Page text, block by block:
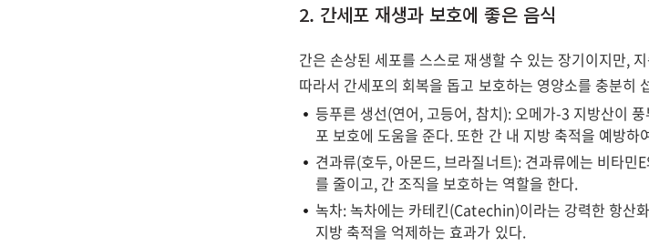
2. 간세포 재생과 보호에 좋은 음식
간은 손상된 세포를 스스로 재생할 수 있는 장기이지만,
따라서 간세포의 회복을 돕고 보호하는 영양소를 충분히
등푸른 생선(연어, 고등어, 참치): 오메가-3 지방산이
포 보호에 도움을 준다. 또한 간 내 지방 축적을 예방하
견과류(호두, 아몬드, 브라질너트): 견과류에는 비타민
를 줄이고, 간 조직을 보호하는 역할을 한다.
녹차: 녹차에는 카테킨(Catechin)이라는 강력한 항산
지방 축적을 억제하는 효과가 있다.